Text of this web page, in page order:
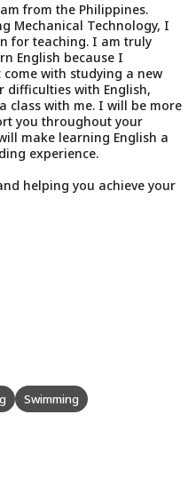
from the Philippines.
Mechanical Technology, I
for teaching. I am truly
English because I
with studying a new
difficulties with English,
class with me. I will be more
you throughout your
make learning English a
experience.
helping you achieve your
Swimming